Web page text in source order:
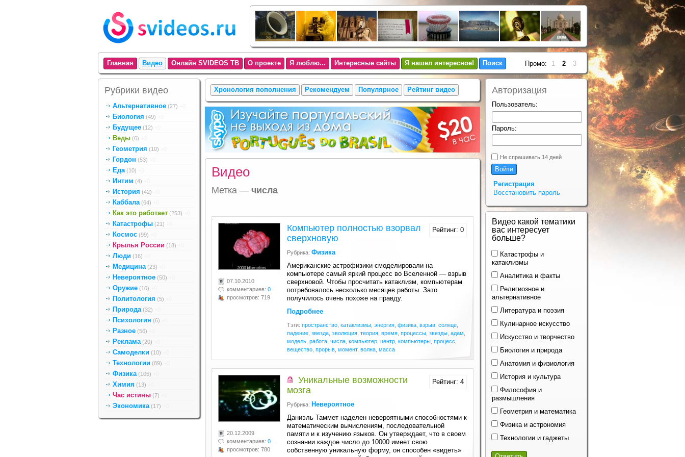
Главная Видео Онлайн SVIDEOS ТВ О проекте Я люблю... Интересные сайты Я нашел интересное! Поиск Промо: 1 2 3
Рубрики видео
Альтернативное (27)
Биология (49)
Будущее (12)
Веды (6)
Геометрия (10)
Гордон (53)
Еда (10)
Интим (4)
История (42)
Каббала (64)
Как это работает (253)
Катастрофы (21)
Космос (99)
Крылья России (18)
Люди (16)
Медицина (23)
Невероятное (50)
Оружие (10)
Политология (5)
Природа (32)
Психология (6)
Разное (56)
Реклама (20)
Самоделки (10)
Технологии (89)
Физика (105)
Химия (13)
Час истины (7)
Экономика (17)
Хронология пополнения Рекомендуем Популярное Рейтинг видео
Видео
Метка — числа
.
07.10.2010
комментариев: 0
просмотров: 719
Рейтинг: 0
Компьютер полностью взорвал
сверхновую
Рубрика: Физика
Американские астрофизики смоделировали на
компьютере самый яркий процесс во Вселенной — взрыв
сверхновой. Чтобы просчитать катаклизм, компьютерам
потребовалось несколько месяцев работы. Зато
получилось очень похоже на правду.
Подробнее
Тэги: пространство катаклизмы энергия физика взрыв солнце
падение звезда эволюция теория время процессы звезды адам
модель работа числа компьютер центр компьютеры процесс
вещество прорыв момент, волна масса
.
20.12.2009
комментариев: 0
просмотров: 780
Рейтинг: 4
Уникальные возможности
мозга
Рубрика: Невероятное
Даниэль Таммет наделен невероятными способностями к
математическим вычислениям, последовательной
памяти и к изучению языков. Он утверждает, что в своем
сознании каждое число до 10000 имеет свою
собственную уникальную форму, он способен «видеть»
Авторизация
Пользователь:
Пароль:
Не спрашивать 14 дней
Регистрация
Восстановить пароль
Видео какой тематики
вас интересует
больше?
Катастрофы и
катаклизмы
Аналитика и факты
Религиозное и
альтернативное
Литература и поэзия
Кулинарное искусство
Искусство и творчество
Биология и природа
Анатомия и физиология
История и культура
Философия и
размышления
Геометрия и математика
Физика и астрономия
Технологии и гаджеты